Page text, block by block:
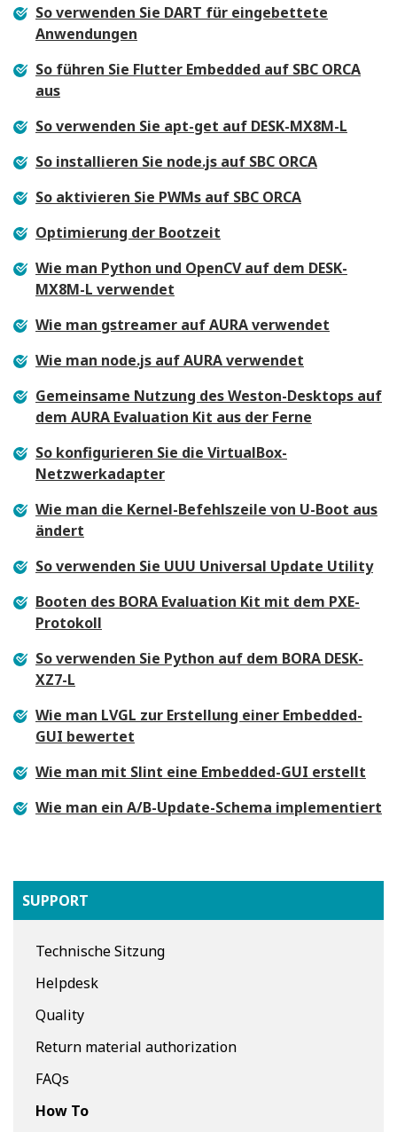
SUPPORT
Technische Sitzung
Helpdesk
Quality
Return material authorization
FAQs
How To
So verwenden Sie DART für eingebettete
Anwendungen
So führen Sie Flutter Embedded auf SBC ORCA
aus
So verwenden Sie apt-get auf DESK-MX8M-L
So installieren Sie node.js auf SBC ORCA
So aktivieren Sie PWMs auf SBC ORCA
Optimierung der Bootzeit
Wie man Python und OpenCV auf dem DESK-
MX8M-L verwendet
Wie man gstreamer auf AURA verwendet
Wie man node.js auf AURA verwendet
Gemeinsame Nutzung des Weston-Desktops auf
dem AURA Evaluation Kit aus der Ferne
So konfigurieren Sie die VirtualBox-
Netzwerkadapter
Wie man die Kernel-Befehlszeile von U-Boot aus
ändert
So verwenden Sie UUU Universal Update Utility
Booten des BORA Evaluation Kit mit dem PXE-
Protokoll
So verwenden Sie Python auf dem BORA DESK-
XZ7-L
Wie man LVGL zur Erstellung einer Embedded-
GUI bewertet
Wie man mit Slint eine Embedded-GUI erstellt
Wie man ein A/B-Update-Schema implementiert